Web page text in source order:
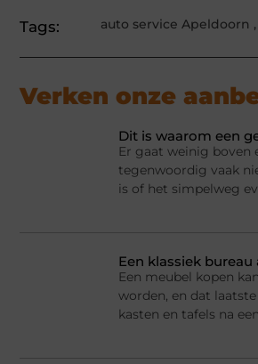
Tags: auto service Apeldoorn ,
Verken onze
Dit is waarom een
Er gaat weinig boven
tegenwoordig vaak
is of het simpelweg
Een klassiek
Een meubel kopen
worden, en dat
kasten en tafels na